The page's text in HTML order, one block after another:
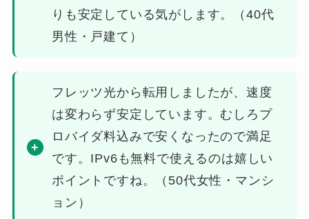
りも安定している気がします。（40代
男性・戸建て）
フレッツ光から転用しましたが、速度
は変わらず安定しています。むしろプ
ロバイダ料込みで安くなったので満足
です。IPv6も無料で使えるのは嬉しい
ポイントですね。（50代女性・マンシ
ョン）